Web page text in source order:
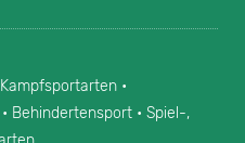
•
Behindertensport • Spiel-,